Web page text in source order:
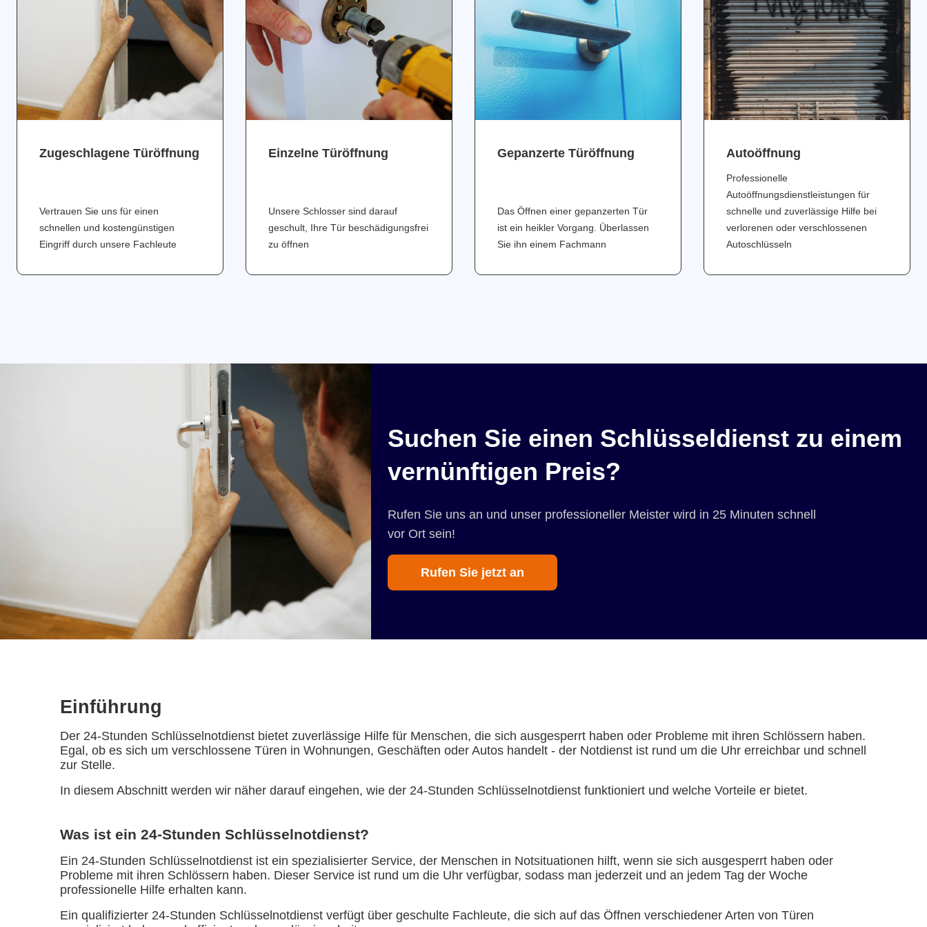
Zugeschlagene Türöffnung
Vertrauen Sie uns für einen
schnellen und kostengünstigen
Eingriff durch unsere Fachleute
Einzelne Türöffnung
Unsere Schlosser sind darauf
geschult, Ihre Tür beschädigungsfrei
zu öffnen
Gepanzerte Türöffnung
Das Öffnen einer gepanzerten Tür
ist ein heikler Vorgang. Überlassen
Sie ihn einem Fachmann
Аutoöffnung
Professionelle
Autoöffnungsdienstleistungen für
schnelle und zuverlässige Hilfe bei
verlorenen oder verschlossenen
Autoschlüsseln
Suchen Sie einen Schlüsseldienst zu einem
vernünftigen Preis?
Rufen Sie uns an und unser professioneller Meister wird in 25 Minuten schnell
vor Ort sein!
Rufen Sie jetzt an
Einführung
Der 24-Stunden Schlüsselnotdienst bietet zuverlässige Hilfe für Menschen, die sich ausgesperrt haben oder Probleme mit ihren Schlössern haben.
Egal, ob es sich um verschlossene Türen in Wohnungen, Geschäften oder Autos handelt - der Notdienst ist rund um die Uhr erreichbar und schnell
zur Stelle.
In diesem Abschnitt werden wir näher darauf eingehen, wie der 24-Stunden Schlüsselnotdienst funktioniert und welche Vorteile er bietet.
Was ist ein 24-Stunden Schlüsselnotdienst?
Ein 24-Stunden Schlüsselnotdienst ist ein spezialisierter Service, der Menschen in Notsituationen hilft, wenn sie sich ausgesperrt haben oder
Probleme mit ihren Schlössern haben. Dieser Service ist rund um die Uhr verfügbar, sodass man jederzeit und an jedem Tag der Woche
professionelle Hilfe erhalten kann.
Ein qualifizierter 24-Stunden Schlüsselnotdienst verfügt über geschulte Fachleute, die sich auf das Öffnen verschiedener Arten von Türen